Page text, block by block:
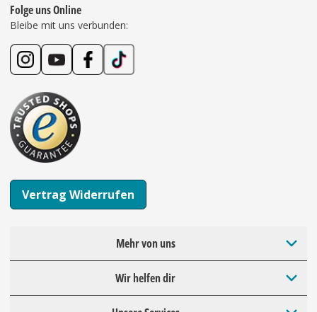
Folge uns Online
Bleibe mit uns verbunden:
Vertrag Widerrufen
Mehr von uns
Wir helfen dir